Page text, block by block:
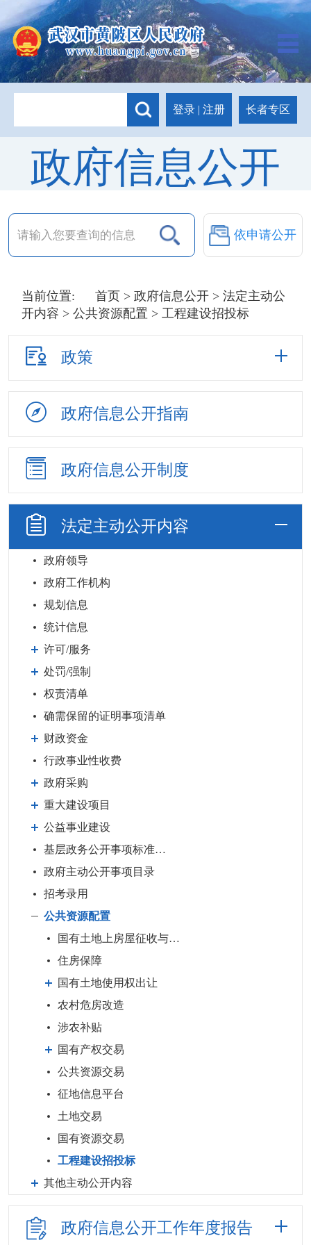
登录 | 注册 长者专区
政府信息公开
依申请公开
当前位置: 首页 > 政府信息公开> 法定主动公
开内容 >公共资源配置 > 工程建设招投标
政策
政府信息公开指南
政府信息公开制度
法定主动公开内容
政府领导
政府工作机构
规划信息
统计信息
许可/服务
处罚/强制
权责清单
确需保留的证明事项清单
财政资金
行政事业性收费
政府采购
重大建设项目
公益事业建设
基层政务公开事项标准目录
政府主动公开事项目录
招考录用
公共资源配置
国有土地上房屋征收与补偿
住房保障
国有土地使用权出让
农村危房改造
涉农补贴
国有产权交易
公共资源交易
征地信息平台
土地交易
国有资源交易
工程建设招投标
其他主动公开内容
政府信息公开工作年度报告